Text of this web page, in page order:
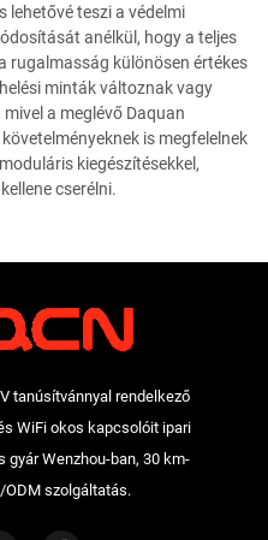
lehetővé teszi a védelmi
anélkül, hogy a teljes
rugalmasság különösen értékes
minták változnak vagy
a meglévő Daquan
is megfelelnek
kiegészítésekkel,
cserélni.
tanúsítvánnyal rendelkező
WiFi okos kapcsolóit ipari
gyár Wenzhou-ban, 30 km-
ODM szolgáltatás.